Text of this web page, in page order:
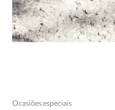
Ocasiões especiais